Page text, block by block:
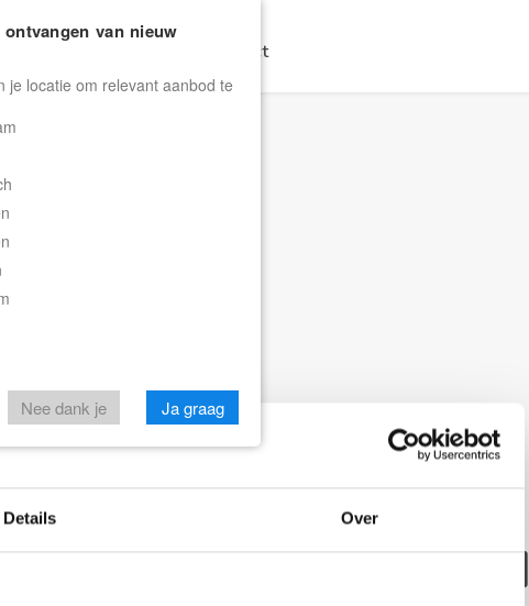
Details Over
Contact
verhuurd/verwijderd
van nieuw
je locatie om relevant aanbod te
Nee dank je Ja graag